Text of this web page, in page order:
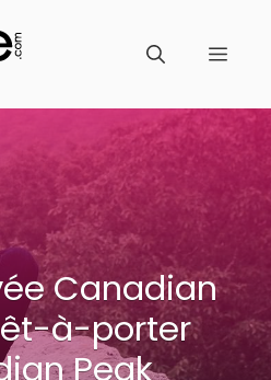
Canadian
à-porter
Peak